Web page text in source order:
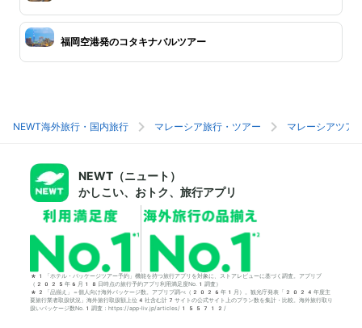
福岡空港発のコタキナバルツアー
NEWT海外旅行・国内旅行 マレーシア旅行・ツアー マレーシアツア
NEWT（ニュート）
かしこい、おトク、旅行アプリ
*1「ホテル・パッケージツアー予約」機能を持つ旅行アプリを対象に、ストアレビューに基づく調査。アプリブ
（2025年6月18日時点の旅行予約アプリ利用満足度No.1調査）
*2「品揃え」＝個人向け海外パッケージ数。アプリブ調べ（2026年1月）。観光庁発表「2024年度主
要旅行業者取扱状況」海外旅行取扱額上位4社含む計7サイトの公式サイト上のプラン数を集計・比較。海外旅行取り
扱いパッケージ数No.1調査：https://app-liv.jp/articles/155712/